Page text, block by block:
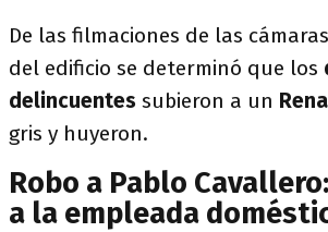
De las filmaciones de las
del edificio se determinó que los
delincuentes subieron a un
gris y huyeron.
Robo a Pablo
a la empleada